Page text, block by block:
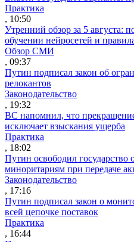
Практика
, 10:50
Утренний обзор за 5 августа:
обучении нейросетей и
Обзор СМИ
, 09:37
Путин подписал закон об
релокантов
Законодательство
, 19:32
ВС напомнил, что
исключает взыскания ущерба
Практика
, 18:02
Путин освободил государство
миноритариям при передаче
Законодательство
, 17:16
Путин подписал закон о
всей цепочке поставок
Практика
, 16:44